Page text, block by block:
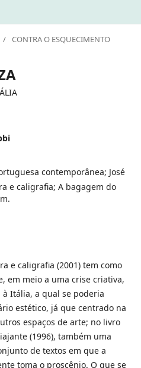
/ CONTRA O ESQUECIMENTO
contemporânea; José
e caligrafia; A bagagem do
e caligrafia (2001) tem como
em meio a uma crise criativa,
Itália, a qual se poderia
estético, já que centrado na
espaços de arte; no livro
(1996), também uma
de textos em que a
toma o proscênio. O que se